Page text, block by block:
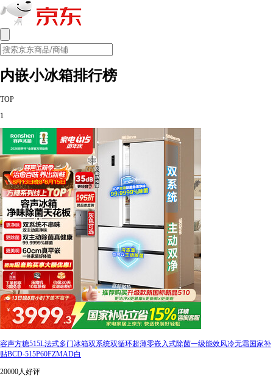
内嵌小冰箱排行榜
TOP
1
容声方糖515L法式多门冰箱双系统双循环超薄零嵌入式除菌一级能效风冷无霜国家补
贴BCD-515P60FZMAD白
20000人好评